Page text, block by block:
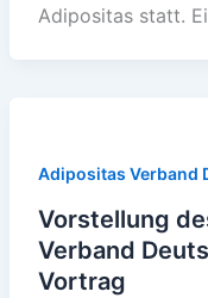
Adipositas statt.
Adipositas Verband
Vorstellung
Verband
Vortrag